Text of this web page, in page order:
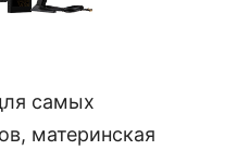
самых
материнская